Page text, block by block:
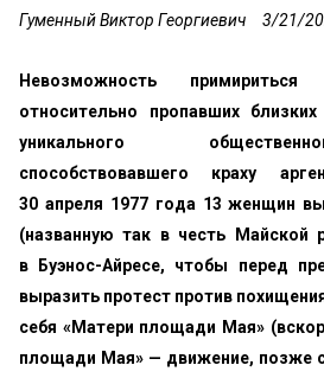
Гуменный Виктор Георгиевич 3/21/
Невозможность
относительно пропавших
уникального
способствовавшего краху
30 апреля 1977 года 13 женщин
(названную так в честь Майской
в Буэнос-Айресе, чтобы перед
выразить протест против
себя «Матери площади Мая»
площади Мая» — движение, позже